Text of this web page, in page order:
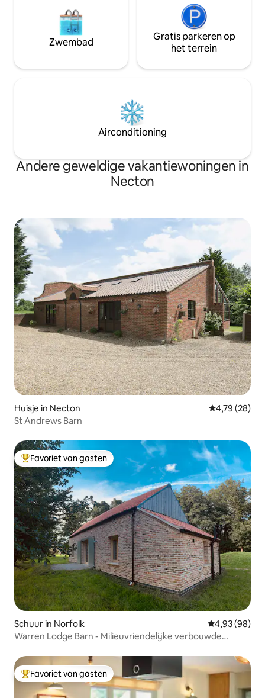
Zwembad
Gratis parkeren op
het terrein
Airconditioning
Andere geweldige vakantiewoningen in
Necton
Huisje in Necton Gemiddelde
4,79 (28)
St Andrews Barn
Topfavoriet van gasten
Favoriet van gasten
Schuur in Norfolk Gemiddelde
4,93 (98)
Warren Lodge Barn - Milieuvriendelijke verbouwde
Topfavoriet van gasten
Favoriet van gasten